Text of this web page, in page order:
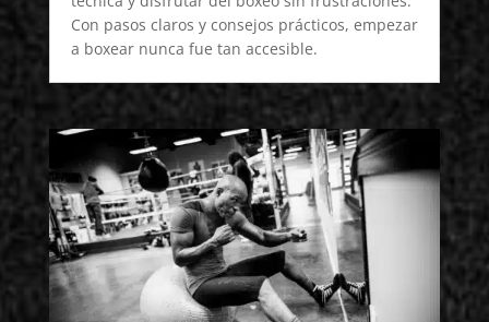
Con pasos claros y consejos prácticos, empezar
a boxear nunca fue tan accesible.